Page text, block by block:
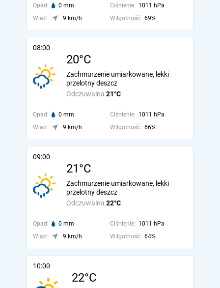
Opad: 0 mm Ciśnienie: 1011 hPa
Wiatr:
9 km/h Wilgotność: 69%
08:00
20°C
Odczuwalna 21°C
Zachmurzenie umiarkowane, lekki
przelotny deszcz
Opad: 0 mm Ciśnienie: 1011 hPa
Wiatr:
9 km/h Wilgotność: 66%
09:00
21°C
Odczuwalna 22°C
Zachmurzenie umiarkowane, lekki
przelotny deszcz
Opad: 0 mm Ciśnienie: 1011 hPa
Wiatr:
9 km/h Wilgotność: 64%
10:00
22°C